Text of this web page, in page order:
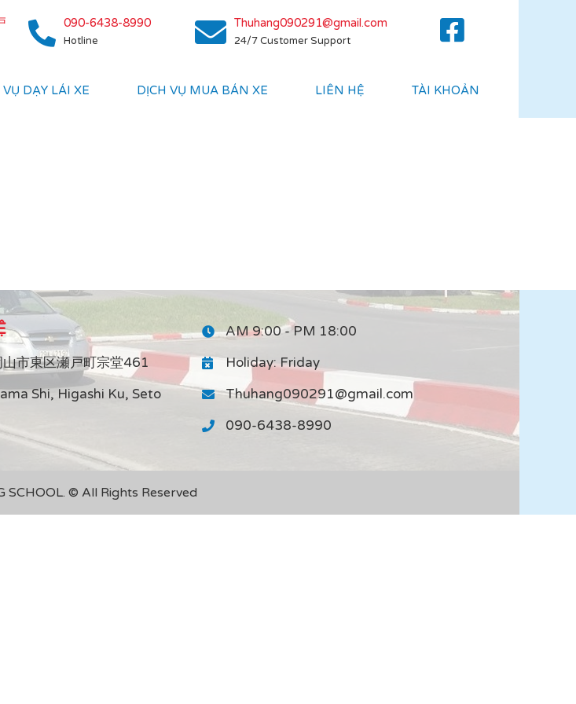
090-6438-8990
Hotline
Thuhang090291@gmail.com
24/7 Customer Support
VỤ DẠY LÁI XE DỊCH VỤ MUA BÁN XE LIÊN HỆ TÀI KHOẢN
市東区瀬戸町宗堂461
Shi, Higashi Ku, Seto
AM 9:00 - PM 18:00
Holiday: Friday
Thuhang090291@gmail.com
090-6438-8990
SCHOOL. © All Rights Reserved